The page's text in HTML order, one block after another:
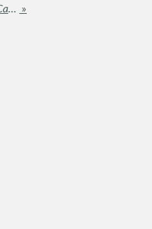
Focus Quartieri: Borgo e Vulcania due quartieri più ricercati di Catania »